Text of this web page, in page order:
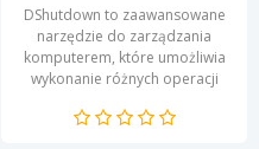
DShutdown to zaawansowane
narzędzie do zarządzania
komputerem, które umożliwia
wykonanie różnych operacji
zarządzaniem energią....